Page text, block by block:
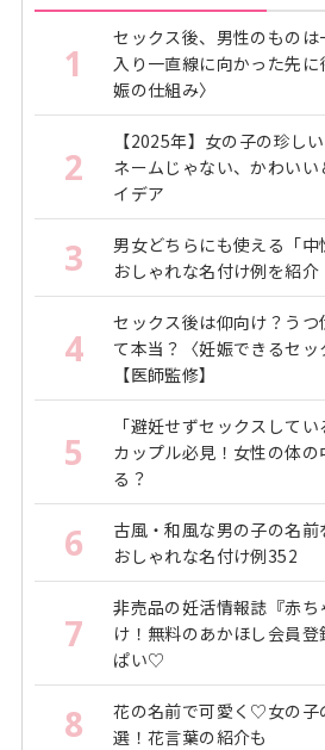
1
セックス後、男性のもの
入り一直線に向かった先
娠の仕組み〉
2
【2025年】女の子の珍し
ネームじゃない、かわい
イデア
3
男女どちらにも使える「中
おしゃれな名付け例を紹介
4
セックス後は仰向け？う
て本当？〈妊娠できるセ
【医師監修】
5
「避妊せずセックスして
カップル必見！女性の体
る？
6
古風・和風な男の子の名前
おしゃれな名付け例352
7
非売品の妊活情報誌『赤
け！無料のあかほし会員
ぱい♡
8
花の名前で可愛く♡女の子
選！花言葉の紹介も